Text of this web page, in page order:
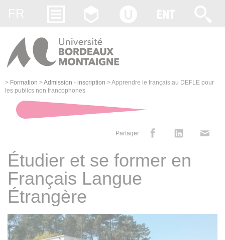
> Formation >Admission - inscription >Apprendre le français au DEFLE pour
les publics non francophones
Partager
Étudier et se former en
Français Langue
Étrangère